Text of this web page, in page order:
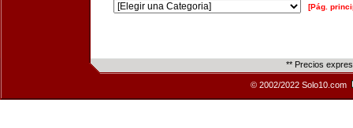
[Pág.
** Precios
© 2002/2022 Solo10.com